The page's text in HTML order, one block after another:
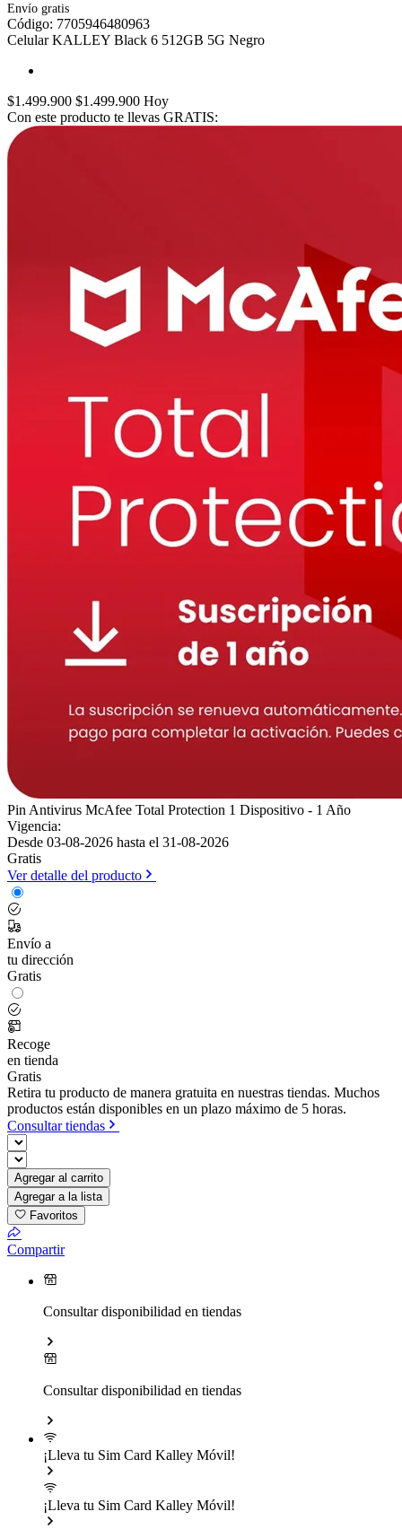
Envío gratis Toca dos veces para ampliar
Código: 7705946480963
Celular KALLEY Black 6 512GB 5G Negro
$1.499.900 $1.499.900 Hoy
Con este producto te llevas GRATIS:
Pin Antivirus McAfee Total Protection 1 Dispositivo - 1 Año
Vigencia:
Desde 03-08-2026 hasta el 31-08-2026
Gratis
Ver detalle del producto
Envío a
tu dirección
Gratis
Recoge
en tienda
Gratis
Retira tu producto de manera gratuita en nuestras tiendas. Muchos
productos están disponibles en un plazo máximo de 5 horas.
Consultar tiendas
Agregar al carrito
Agregar a la lista
Favoritos
Compartir
Consultar disponibilidad en tiendas
Consultar disponibilidad en tiendas
¡Lleva tu Sim Card Kalley Móvil!
¡Lleva tu Sim Card Kalley Móvil!